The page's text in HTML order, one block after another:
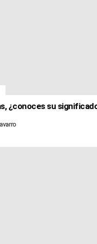
¿conoces su